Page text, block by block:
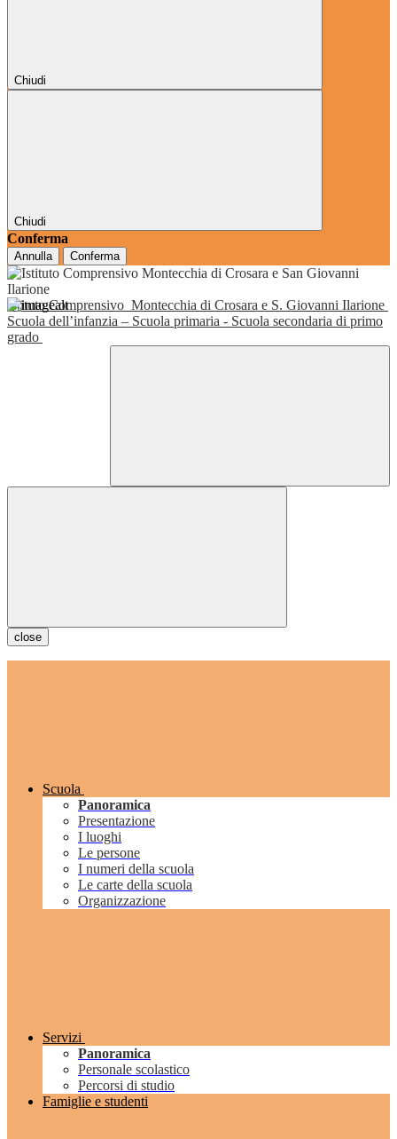
Chiudi
Chiudi
Conferma
Annulla Conferma
Istituto Comprensivo Montecchia di Crosara e S. Giovanni Ilarione
Scuola dell’infanzia – Scuola primaria - Scuola secondaria di primo
grado
close
Scuola
Panoramica
Presentazione
I luoghi
Le persone
I numeri della scuola
Le carte della scuola
Organizzazione
Servizi
Panoramica
Personale scolastico
Percorsi di studio
Famiglie e studenti